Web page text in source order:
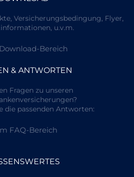
Versicherungsbedingung, Flyer,
u.v.m.
Bereich
& ANTWORTEN
Fragen zu unseren
die passenden Antworten:
FAQ-Bereich